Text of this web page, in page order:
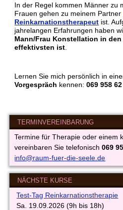
In der Regel kommen Männer zu
Frauen gehen zu meinem Partner
Reinkarnationstherapeut ist.
jahrelangen Erfahrungen haben
Mann/Frau Konstellation in den
effektivsten ist
Lernen Sie mich persönlich in
Vorgespräch kennen:069 958
TERMINVEREINBARUNG
Termine für Therapie oder einem
vereinbaren Sie telefonisch069
info@raum-fuer-die-seele.de
NÄCHSTE KURSE
Test-Tag Reinkarnationstherapie
Sa. 19.09.2026 (9h bis 18h)